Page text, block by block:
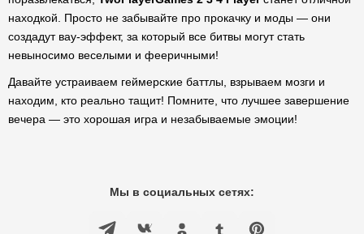
находкой. Просто не забывайте про прокачку и моды — они
создадут вау-эффект, за который все битвы могут стать
невыносимо веселыми и фееричными!
Давайте устраиваем геймерские баттлы, взрываем мозги и
находим, кто реально тащит! Помните, что лучшее завершение
вечера — это хорошая игра и незабываемые эмоции!
Мы в социальных сетях: